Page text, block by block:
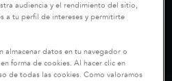
audiencia y el rendimiento del sitio,
a tu perfil de intereses y permitirte
almacenar datos en tu navegador o
forma de cookies. Al hacer clic en
de todas las cookies. Como valoramos